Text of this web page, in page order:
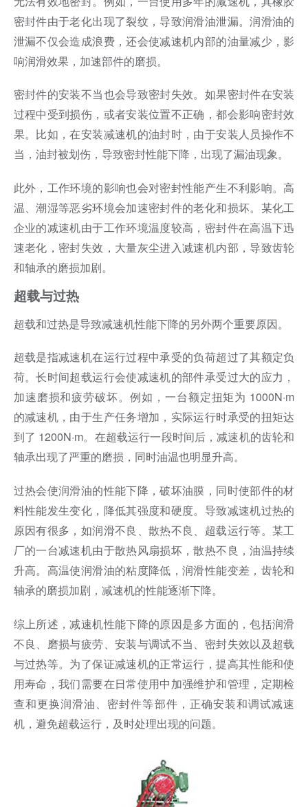
密封件由于老化出现了裂纹，导致润滑油泄漏。润滑油的
泄漏不仅会造成浪费，还会使减速机内部的油量减少，影
响润滑效果，加速部件的磨损。
密封件的安装不当也会导致密封失效。如果密封件在安装
过程中受到损伤，或者安装位置不正确，都会影响密封效
果。比如，在安装减速机的油封时，由于安装人员操作不
当，油封被划伤，导致密封性能下降，出现了漏油现象。
此外，工作环境的影响也会对密封性能产生不利影响。高
温、潮湿等恶劣环境会加速密封件的老化和损坏。某化工
企业的减速机由于工作环境温度较高，密封件在高温下迅
速老化，密封失效，大量灰尘进入减速机内部，导致齿轮
和轴承的磨损加剧。
超载与过热
超载和过热是导致减速机性能下降的另外两个重要原因。
超载是指减速机在运行过程中承受的负荷超过了其额定负
荷。长时间超载运行会使减速机的部件承受过大的应力，
加速磨损和疲劳破坏。例如，一台额定扭矩为 1000N·m
的减速机，由于生产任务增加，实际运行时承受的扭矩达
到了 1200N·m。在超载运行一段时间后，减速机的齿轮和
轴承出现了严重的磨损，同时油温也明显升高。
过热会使润滑油的性能下降，破坏油膜，同时使部件的材
料性能发生变化，降低其强度和硬度。导致减速机过热的
原因有很多，如润滑不良、散热不良、超载运行等。某工
厂的一台减速机由于散热风扇损坏，散热不良，油温持续
升高。高温使润滑油的粘度降低，润滑性能变差，齿轮和
轴承的磨损加剧，减速机的性能逐渐下降。
综上所述，减速机性能下降的原因是多方面的，包括润滑
不良、磨损与疲劳、安装与调试不当、密封失效以及超载
与过热等。为了保证减速机的正常运行，提高其性能和使
用寿命，我们需要在日常使用中加强维护和管理，定期检
查和更换润滑油、密封件等部件，正确安装和调试减速
机，避免超载运行，及时处理出现的问题。